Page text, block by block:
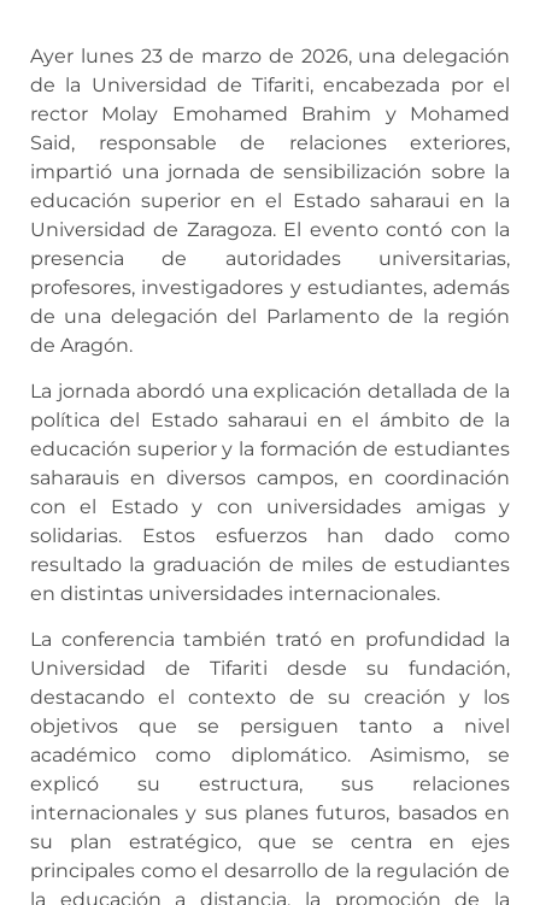
Ayer lunes 23 de marzo de 2026, una delegación
de la Universidad de Tifariti, encabezada por el
rector Molay Emohamed Brahim y Mohamed
Said, responsable de relaciones exteriores,
impartió una jornada de sensibilización sobre la
educación superior en el Estado saharaui en la
Universidad de Zaragoza. El evento contó con la
presencia de autoridades universitarias,
profesores, investigadores y estudiantes, además
de una delegación del Parlamento de la región
de Aragón.
La jornada abordó una explicación detallada de la
política del Estado saharaui en el ámbito de la
educación superior y la formación de estudiantes
saharauis en diversos campos, en coordinación
con el Estado y con universidades amigas y
solidarias. Estos esfuerzos han dado como
resultado la graduación de miles de estudiantes
en distintas universidades internacionales.
La conferencia también trató en profundidad la
Universidad de Tifariti desde su fundación,
destacando el contexto de su creación y los
objetivos que se persiguen tanto a nivel
académico como diplomático. Asimismo, se
explicó su estructura, sus relaciones
internacionales y sus planes futuros, basados en
su plan estratégico, que se centra en ejes
principales como el desarrollo de la regulación de
la educación a distancia, la promoción de la